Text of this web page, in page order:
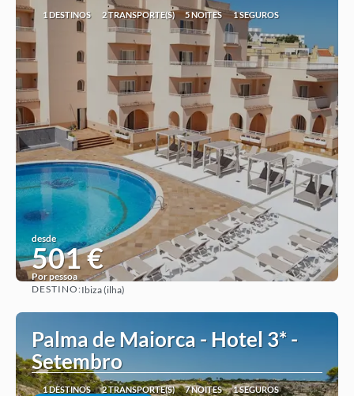
1 DESTINOS 2 TRANSPORTE(S) 5 NOITES 1 SEGUROS
desde
501 €
Por pessoa
DESTINO:Ibiza (ilha)
Palma de Maiorca - Hotel 3* -
Setembro
1 DESTINOS 2 TRANSPORTE(S) 7 NOITES 1 SEGUROS